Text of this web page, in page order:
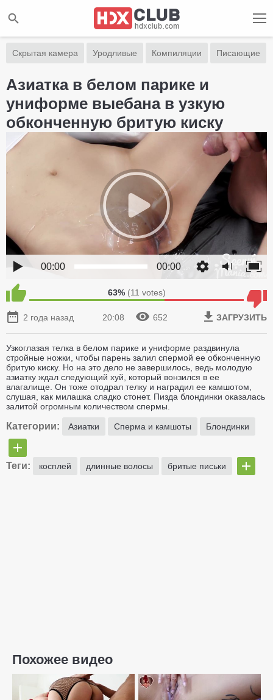
Скрытая камера Уродливые Компиляции Писающие
Азиатка в белом парике и
униформе выебана в узкую
обконченную бритую киску
00:00 00:00
63%(11 votes)
2 года назад 20:08 652 ЗАГРУЗИТЬ
Узкоглазая телка в белом парике и униформе раздвинула
стройные ножки, чтобы парень залил спермой ее обконченную
бритую киску. Но на это дело не завершилось, ведь молодую
азиатку ждал следующий хуй, который вонзился в ее
влагалище. Он тоже отодрал телку и наградил ее камшотом,
слушая, как милашка сладко стонет. Пизда блондинки оказалась
залитой огромным количеством спермы.
Категории: Азиатки Сперма и камшоты Блондинки
Теги: косплей длинные волосы бритые письки
Похожее видео